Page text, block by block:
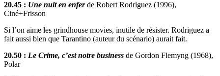
20.45 : Une nuit en enferde Robert Rodriguez (1996),
Ciné+Frisson
Si l’on aime les grindhouse movies, inutile de résister. Rodriguez a
fait aussi bien que Tarantino (auteur du scénario) aurait fait.
20.50 : Le Crime, c’est notre business de Gordon Flemyng (1968),
Polar